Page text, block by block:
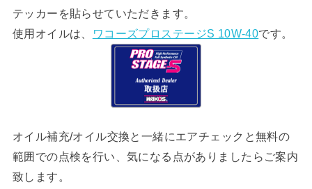
テッカーを貼らせていただきます。
使用オイルは、
ワコーズプロステージS 10W-40です。
オイル補充/オイル交換と一緒にエアチェックと無料の
範囲での点検を行い、気になる点がありましたらご案内
致します。